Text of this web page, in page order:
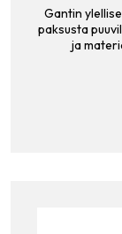
Gantin
paksusta
ja